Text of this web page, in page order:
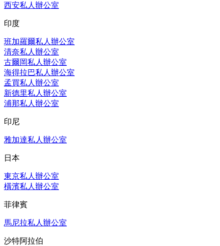
西安私人辦公室
印度
班加羅爾私人辦公室
清奈私人辦公室
古爾岡私人辦公室
海得拉巴私人辦公室
孟買私人辦公室
新德里私人辦公室
浦那私人辦公室
印尼
雅加達私人辦公室
日本
東京私人辦公室
橫濱私人辦公室
菲律賓
馬尼拉私人辦公室
沙特阿拉伯